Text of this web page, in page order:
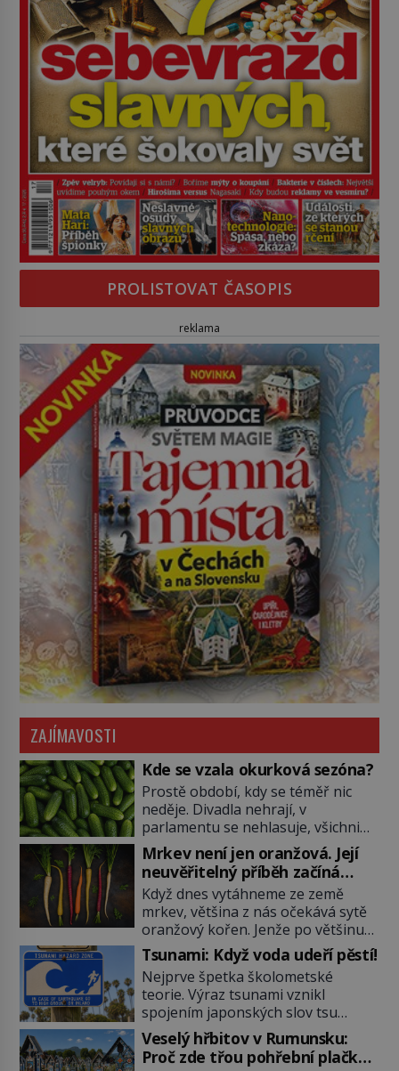
PROLISTOVAT ČASOPIS
reklama
ZAJÍMAVOSTI
Kde se vzala okurková sezóna?
Prostě období, kdy se téměř nic
neděje. Divadla nehrají, v
parlamentu se nehlasuje, všichni
jsou na dovolené a média tak
nemají o čem mluvit a psát. A
vymýšlejí si proto témata, které
nikoho nezajímají. Proč je však ona
letní doba spojovaná zrovna s
okurkami? Okurkovou sezónu
známe už od poloviny 19. století,
ovšem jako Češi […]
Mrkev není jen oranžová. Její
neuvěřitelný příběh začíná
fialovou barvou
Když dnes vytáhneme ze země
mrkev, většina z nás očekává sytě
oranžový kořen. Jenže po většinu
své historie je mrkev všechno
možné, jen ne oranžová. Je fialová,
žlutá, bílá, někdy dokonce téměř
černá. Až díky stovkám let
pečlivého šlechtění se z ní stává
zelenina, bez které si českou
zahradu ani nedokážeme
Tsunami: Když voda udeří pěstí!
Nejprve špetka školometské
teorie. Výraz tsunami vznikl
spojením japonských slov tsu
(přístav) a nami (vlna). Jedná se o
dlouhou vlnu, která je na volném
moři takřka nepostřehnutelná.
Veselý hřbitov v Rumunsku:
Proč zde třou pohřební plačky